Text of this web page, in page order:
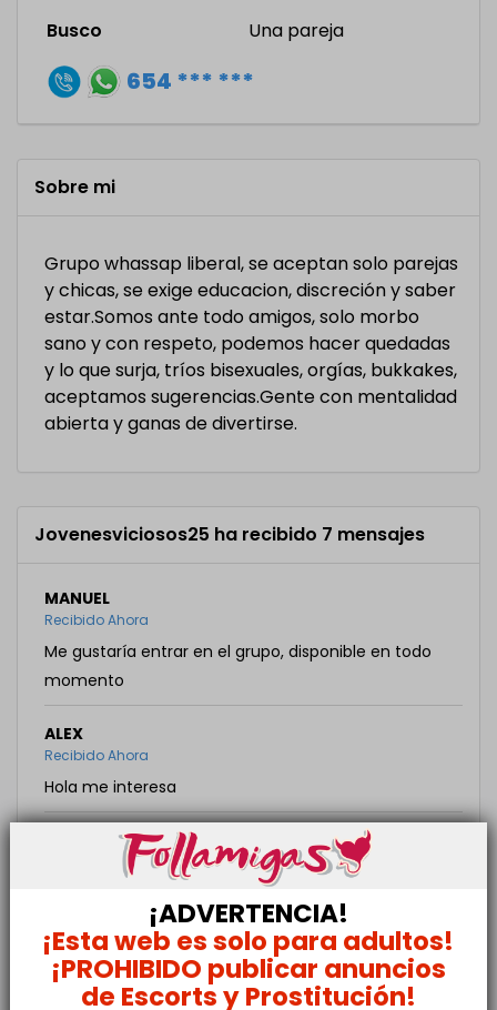
Busco
Una pareja
654 *** ***
Sobre mi
Grupo whassap liberal, se aceptan solo parejas
y chicas, se exige educacion, discreción y saber
estar.Somos ante todo amigos, solo morbo
sano y con respeto, podemos hacer quedadas
y lo que surja, tríos bisexuales, orgías, bukkakes,
aceptamos sugerencias.Gente con mentalidad
abierta y ganas de divertirse.
Jovenesviciosos25 ha recibido 7 mensajes
MANUEL
Recibido Ahora
Me gustaría entrar en el grupo, disponible en todo
momento
ALEX
Recibido Ahora
Hola me interesa
Recibido Ahora
Hola me gustaría entrar al grupo somos una pareja
ALEXI
Recibido Ahora
¡ADVERTENCIA!
¡Esta web es solo para adultos!
¡PROHIBIDO publicar anuncios
de Escorts y Prostitución!